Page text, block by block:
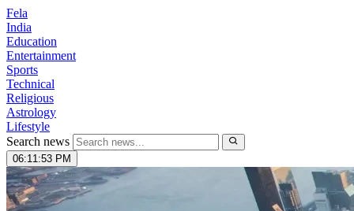
Fela
India
Education
Entertainment
Sports
Technical
Religious
Astrology
Lifestyle
Search news
06:11:54 PM